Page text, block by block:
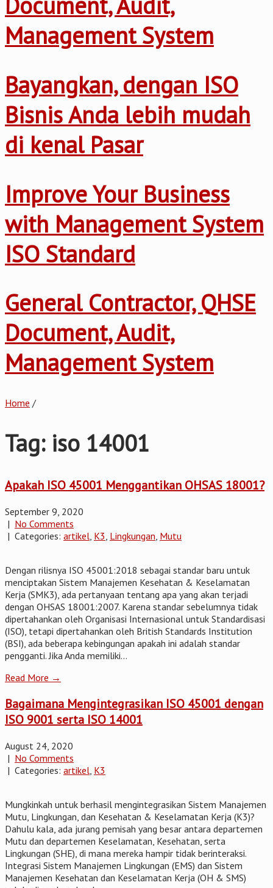
Management System
Bayangkan, dengan ISO
Bisnis Anda lebih mudah
di kenal Pasar
Improve Your Business
with Management System
ISO Standard
General Contractor, QHSE
Document, Audit,
Management System
Home /
Tag: iso 14001
Apakah ISO 45001 Menggantikan OHSAS 18001?
September 9, 2020
| No Comments
| Categories: artikel K3 Lingkungan Mutu
Dengan rilisnya ISO 45001:2018 sebagai standar baru untuk
menciptakan Sistem Manajemen Kesehatan & Keselamatan
Kerja (SMK3), ada pertanyaan tentang apa yang akan terjadi
dengan OHSAS 18001:2007. Karena standar sebelumnya tidak
dipertahankan oleh Organisasi Internasional untuk Standardisasi
(ISO), tetapi dipertahankan oleh British Standards Institution
(BSI), ada beberapa kebingungan apakah ini adalah standar
pengganti. Jika Anda memiliki...
Read More →
Bagaimana Mengintegrasikan ISO 45001 dengan
ISO 9001 serta ISO 14001
August 24, 2020
| No Comments
| Categories: artikel K3
Mungkinkah untuk berhasil mengintegrasikan Sistem Manajemen
Mutu, Lingkungan, dan Kesehatan & Keselamatan Kerja (K3)?
Dahulu kala, ada jurang pemisah yang besar antara departemen
Mutu dan departemen Keselamatan, Kesehatan, serta
Lingkungan (SHE), di mana mereka hampir tidak berinteraksi.
Integrasi Sistem Manajemen Lingkungan (EMS) dan Sistem
Manajemen Kesehatan dan Keselamatan Kerja (OH & SMS)